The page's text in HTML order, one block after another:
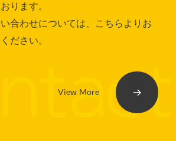
ります。
合わせについては、こちらよりお
ださい。
View More